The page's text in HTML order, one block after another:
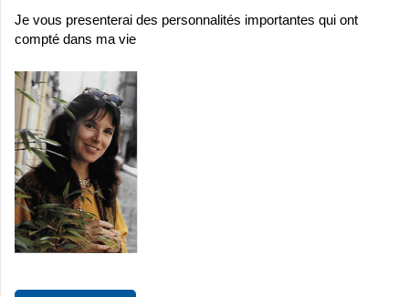
Je vous presenterai des personnalités importantes qui ont
compté dans ma vie